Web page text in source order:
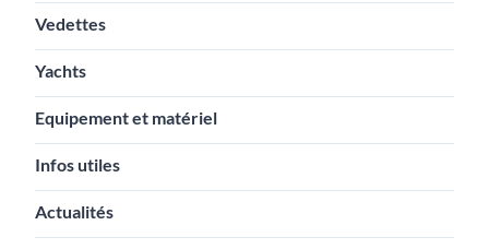
Vedettes
Yachts
Equipement et matériel
Infos utiles
Actualités